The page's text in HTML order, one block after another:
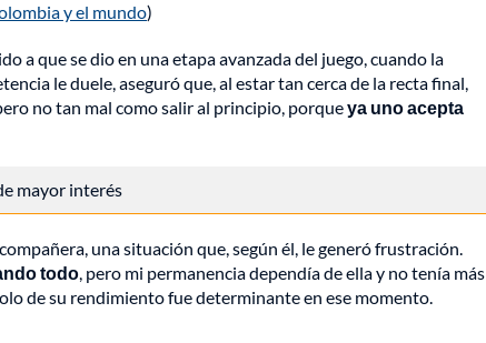
y el mundo)
a que se dio en una etapa avanzada del juego, cuando la
le duele, aseguró que, al estar tan cerca de la recta final,
no tan mal como salir al principio, porqueya uno acepta
mayor interés
una situación que, según él, le generó frustración.
todo, pero mi permanencia dependía de ella y no tenía más
de su rendimiento fue determinante en ese momento.